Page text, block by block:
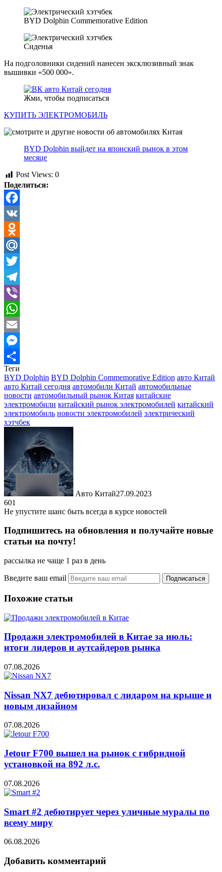
BYD Dolphin Commemorative Edition
Сиденья
На подголовники сидений нанесен эксклюзивный знак
вышивки «500 000».
Жми, чтобы подписаться
КУПИТЬ ЭЛЕКТРОМОБИЛЬ
BYD Dolphin выйдет на японский рынок в этом
месяце
Post Views: 0
Поделиться:
Facebook
VK
Odnoklassniki
Mail.Ru
Twitter
Telegram
Viber
WhatsApp
Email
Messenger
Отправить
Теги
BYD Dolphin BYD Dolphin Commemorative Edition авто Китай
авто Китай сегодня автомобили Китай автомобильные
новости автомобильный рынок Китая китайские
электромобили китайский рынок электромобилей китайский
электромобиль новости электромобилей электрический
хэтчбек
Авто Китай27.09.2023
601
Не упустите шанс быть всегда в курсе новостей
Подпишитесь на обновления и получайте новые
статьи на почту!
рассылка не чаще 1 раз в день
Введите ваш email
Похожие статьи
Продажи электромобилей в Китае за июль:
итоги лидеров и аутсайдеров рынка
07.08.2026
Nissan NX7 дебютировал с лидаром на крыше и
новым дизайном
07.08.2026
Jetour F700 вышел на рынок с гибридной
установкой на 892 л.с.
07.08.2026
Smart #2 дебютирует через уличные муралы по
всему миру
06.08.2026
Добавить комментарий